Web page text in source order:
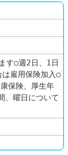
す○週2日、1日
雇用保険加入○
保険、厚生年
、曜日について